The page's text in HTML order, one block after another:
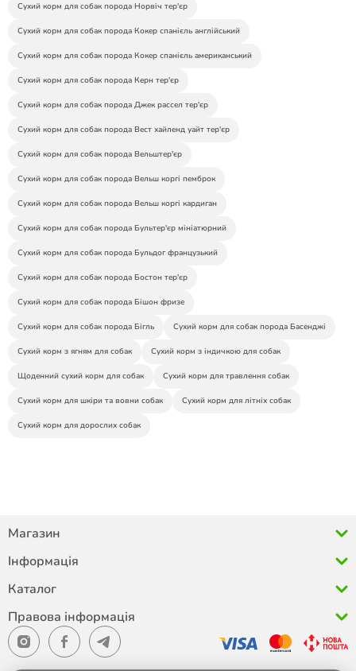
Сухий корм для собак порода Норвіч тер'єр
Сухий корм для собак порода Кокер спанієль англійський
Сухий корм для собак порода Кокер спанієль американський
Сухий корм для собак порода Керн тер'єр
Сухий корм для собак порода Джек рассел тер'єр
Сухий корм для собак порода Вест хайленд уайт тер'єр
Сухий корм для собак порода Вельштер'єр
Сухий корм для собак порода Вельш коргі пемброк
Сухий корм для собак порода Вельш коргі кардиган
Сухий корм для собак порода Бультер'єр мініатюрний
Сухий корм для собак порода Бульдог французький
Сухий корм для собак порода Бостон тер'єр
Сухий корм для собак порода Бішон фризе
Сухий корм для собак порода Бігль Сухий корм для собак порода Басенджі
Сухий корм з ягням для собак Сухий корм з індичкою для собак
Щоденний сухий корм для собак Сухий корм для травлення собак
Сухий корм для шкіри та вовни собак Сухий корм для літніх собак
Сухий корм для дорослих собак
Магазин
Інформація
Каталог
Правова інформація